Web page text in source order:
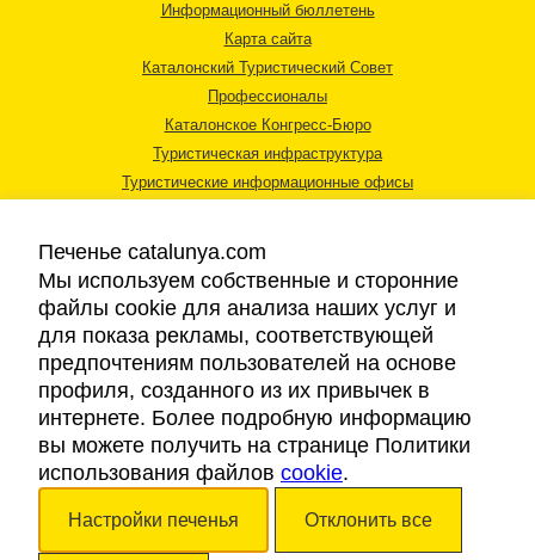
Информационный бюллетень
Карта сайта
Каталонский Туристический Совет
Профессионалы
Каталонское Конгресс-Бюро
Туристическая инфраструктура
Туристические информационные офисы
Правовая информация
Cookies
Доступность
Авторские права © 2026. Каталонский Туристический Совет. Все права
Печенье catalunya.com
Мы используем собственные и сторонние
файлы cookie для анализа наших услуг и
для показа рекламы, соответствующей
предпочтениям пользователей на основе
профиля, созданного из их привычек в
интернете. Более подробную информацию
вы можете получить на странице Политики
использования файлов cookie.
Настройки печенья Отклонить все